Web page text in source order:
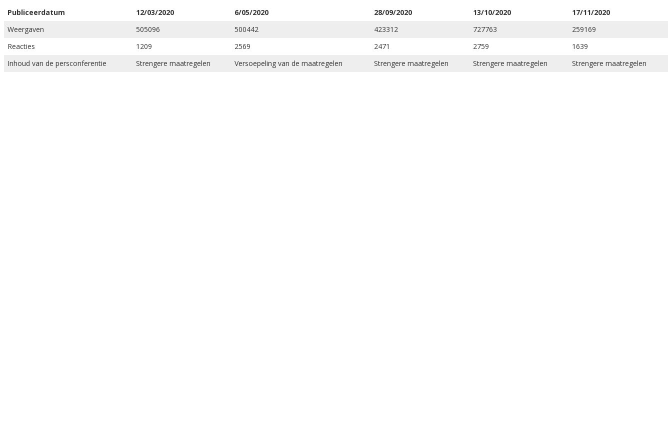
Publiceerdatum 12/03/2020 6/05/2020 28/09/2020 13/10/2020
17/11/2020
Weergaven
505096 500442 423312 727763
259169
Reacties
1209 2569 2471 2759
1639
Inhoud van de persconferentie
Strengere maatregelen Versoepeling van de maatregelen Strengere maatregelen Strengere maatregelen Strengere maatregelen